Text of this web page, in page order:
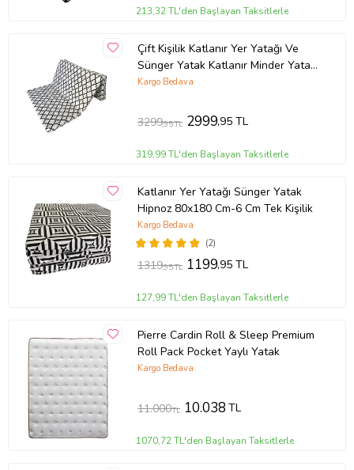
213,32 TL'den Başlayan Taksitlerle
Çift Kişilik Katlanır Yer Yatağı Ve
Sünger Yatak Katlanır Minder Yatak
120x195x8 CM-ALAÇATI
Kargo Bedava
3299,95 TL 2999,95 TL
319,99 TL'den Başlayan Taksitlerle
Katlanır Yer Yatağı Sünger Yatak
Hipnoz 80x180 Cm-6 Cm Tek Kişilik
(2)
Kargo Bedava
1319,95 TL 1199,95 TL
127,99 TL'den Başlayan Taksitlerle
Pierre Cardin Roll & Sleep Premium
Roll Pack Pocket Yaylı Yatak
Kargo Bedava
11.000TL 10.038TL
1070,72 TL'den Başlayan Taksitlerle